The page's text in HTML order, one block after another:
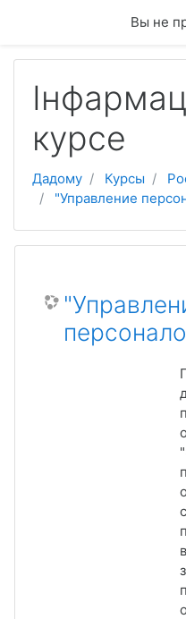
Вы не
курсе
Дадому Курсы
"Управление